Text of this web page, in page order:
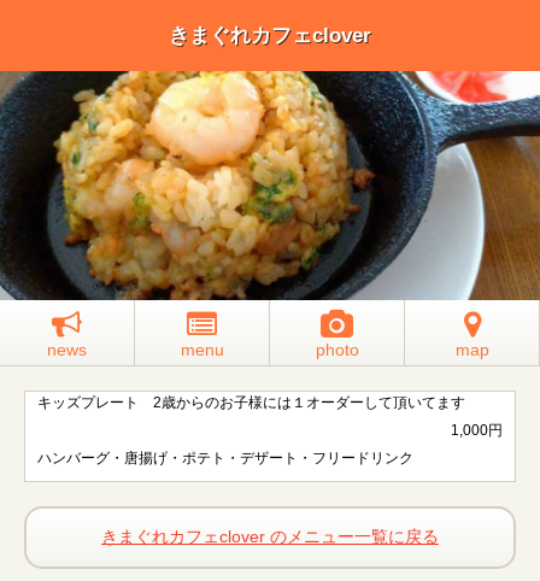
きまぐれカフェclover
news menu photo map
キッズプレート 2歳からのお子様には１オーダーして頂いてます
1,000円
ハンバーグ・唐揚げ・ポテト・デザート・フリードリンク
きまぐれカフェclover のメニュー一覧に戻る